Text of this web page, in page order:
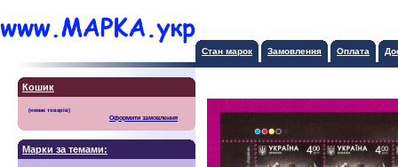
Стан марок Замовлення Оплата
Кошик
Оформити замовлення
Марки за темами: